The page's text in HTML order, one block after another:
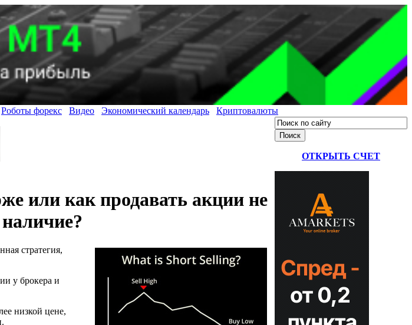
Роботы форекс Видео Экономический календарь Криптовалюты
или как продавать акции не
стратегия,
у брокера и
низкой цене,
ОТКРЫТЬ СЧЕТ